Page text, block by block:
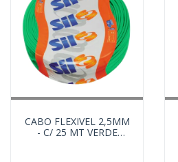
CABO FLEXIVEL 2,5MM
- C/ 25 MT VERDE